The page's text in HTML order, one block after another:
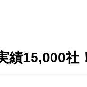
績15,000社！